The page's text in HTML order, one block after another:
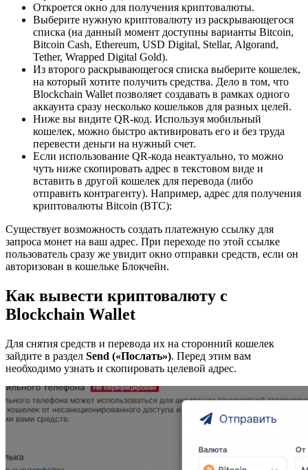
Откроется окно для получения криптовалюты.
Выберите нужную криптовалюту из раскрывающегося
списка (на данный момент доступны варианты Bitcoin,
Bitcoin Cash, Ethereum, USD Digital, Stellar, Algorand,
Tether, Wrapped Digital Gold).
Из второго раскрывающегося списка выберите кошелек,
на который хотите получить средства. Дело в том, что
Blockchain Wallet позволяет создавать в рамках одного
аккаунта сразу несколько кошельков для разных целей.
Ниже вы видите QR-код. Используя мобильный
кошелек, можно быстро активировать его и без труда
перевести деньги на нужный счет.
Если использование QR-кода неактуально, то можно
чуть ниже скопировать адрес в текстовом виде и
вставить в другой кошелек для перевода (либо
отправить контрагенту). Например, адрес для получения
криптовалюты Bitcoin (BTC):
Существует возможность создать платежную ссылку для
запроса монет на ваш адрес. При переходе по этой ссылке
пользователь сразу же увидит окно отправки средств, если он
авторизован в кошельке Блокчейн.
Как вывести криптовалюту с
Blockchain Wallet
Для снятия средств и перевода их на сторонний кошелек
зайдите в раздел Send («Послать»). Перед этим вам
необходимо узнать и скопировать целевой адрес.